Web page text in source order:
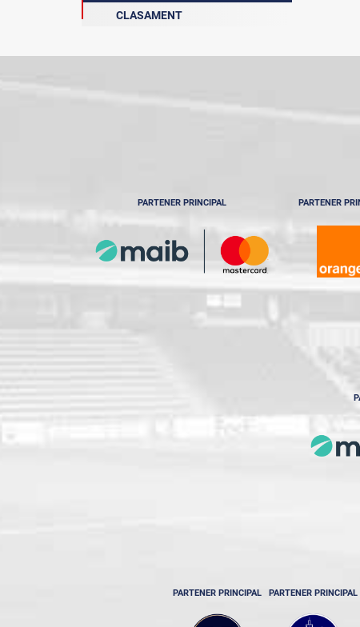
CLASAMENT
PARTENER PRINCIPAL PARTENER
PARTENER PRINCIPAL PARTENER PRINCIPAL